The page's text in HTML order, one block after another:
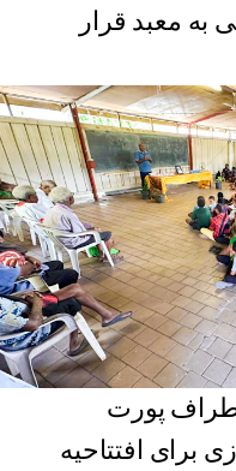
به معبد قرار
پورت
برای افتتاحیه